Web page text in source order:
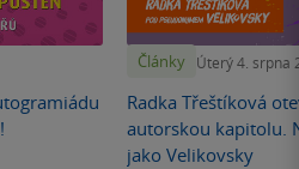
Články Úterý 4. srpna
Radka Třeštíková
autorskou kapitolu.
jako Velikovsky